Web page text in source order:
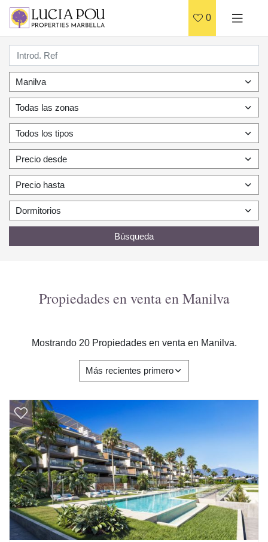
0
Manilva
Todas las zonas
Todos los tipos
Precio desde
Precio hasta
Dormitorios
Búsqueda
Propiedades en venta en Manilva
Mostrando 20 Propiedades en venta en Manilva.
Más recientes primero